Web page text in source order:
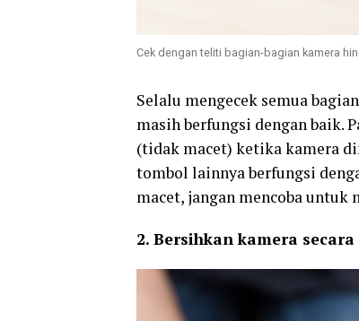
Cek dengan teliti bagian-bagian kamera
Selalu mengecek semua
masih berfungsi dengan baik.
(tidak macet) ketika kamera
tombol lainnya berfungsi
macet, jangan mencoba untuk
2. Bersihkan kamera